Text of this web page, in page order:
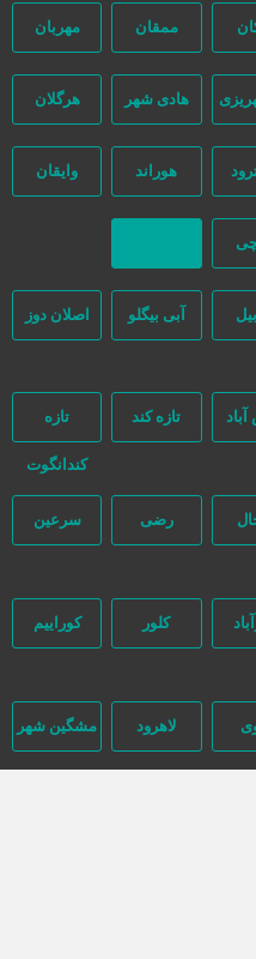
ممقان مهربان
هادی شهر هرگلان
هوراند وایقان
آبی بیگلو اصلان دوز
تازه کند تازه
کندانگوت
رضی سرعین
کلور کوراییم
لاهرود مشگین شهر
جنبه‌های مختلف امنیتی را در